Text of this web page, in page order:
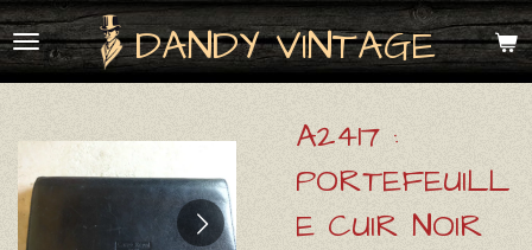
Passer
au
contenu
DANDY VINTAGE
A2417 :
PORTEFEUILL
E CUIR NOIR